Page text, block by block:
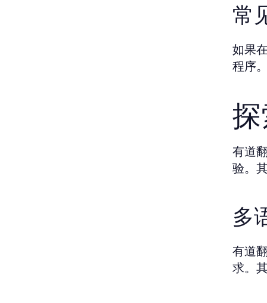
常
如果
程序
有道
验。
多
有道
求。